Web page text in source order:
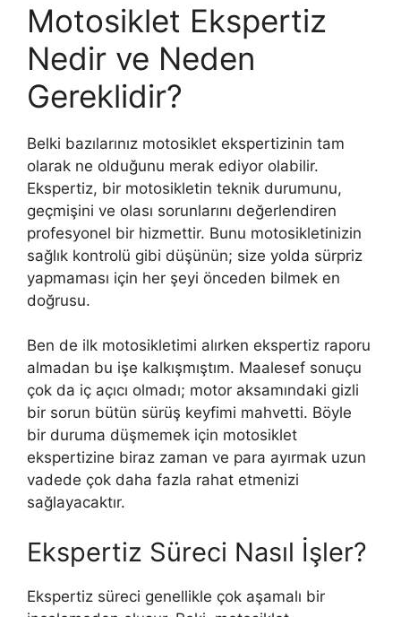
Motosiklet Ekspertiz
Nedir ve Neden
Gereklidir?
Belki bazılarınız motosiklet ekspertizinin tam
olarak ne olduğunu merak ediyor olabilir.
Ekspertiz, bir motosikletin teknik durumunu,
geçmişini ve olası sorunlarını değerlendiren
profesyonel bir hizmettir. Bunu motosikletinizin
sağlık kontrolü gibi düşünün; size yolda sürpriz
yapmaması için her şeyi önceden bilmek en
doğrusu.
Ben de ilk motosikletimi alırken ekspertiz raporu
almadan bu işe kalkışmıştım. Maalesef sonuçu
çok da iç açıcı olmadı; motor aksamındaki gizli
bir sorun bütün sürüş keyfimi mahvetti. Böyle
bir duruma düşmemek için motosiklet
ekspertizine biraz zaman ve para ayırmak uzun
vadede çok daha fazla rahat etmenizi
sağlayacaktır.
Ekspertiz Süreci Nasıl İşler?
Ekspertiz süreci genellikle çok aşamalı bir